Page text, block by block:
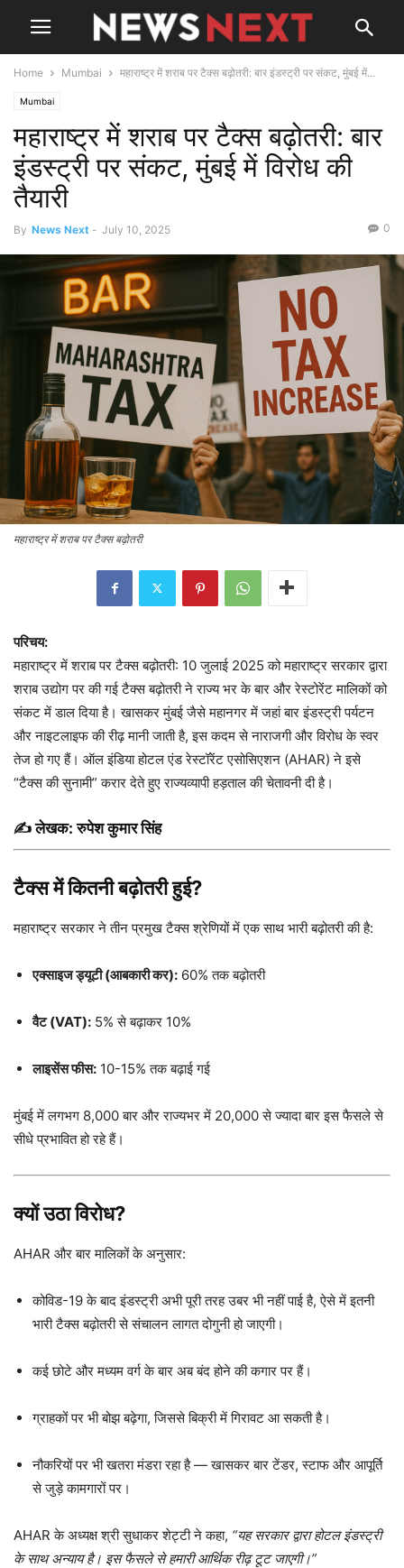
Home Mumbai महाराष्ट्र में शराब पर टैक्स बढ़ोतरी: बार इंडस्ट्री पर संकट, मुंबई में...
Mumbai
महाराष्ट्र में शराब पर टैक्स बढ़ोतरी: बार
इंडस्ट्री पर संकट, मुंबई में विरोध की
तैयारी
By News Next - July 10, 2025 0
महाराष्ट्र में शराब पर टैक्स बढ़ोतरी
परिचय:
महाराष्ट्र में शराब पर टैक्स बढ़ोतरी: 10 जुलाई 2025 को महाराष्ट्र सरकार द्वारा
शराब उद्योग पर की गई टैक्स बढ़ोतरी ने राज्य भर के बार और रेस्टोरेंट मालिकों को
संकट में डाल दिया है। खासकर मुंबई जैसे महानगर में जहां बार इंडस्ट्री पर्यटन
और नाइटलाइफ की रीढ़ मानी जाती है, इस कदम से नाराजगी और विरोध के स्वर
तेज हो गए हैं। ऑल इंडिया होटल एंड रेस्टॉरेंट एसोसिएशन (AHAR) ने इसे
“टैक्स की सुनामी” करार देते हुए राज्यव्यापी हड़ताल की चेतावनी दी है।
✍️ लेखक:रुपेश कुमार सिंह
टैक्स में कितनी बढ़ोतरी हुई?
महाराष्ट्र सरकार ने तीन प्रमुख टैक्स श्रेणियों में एक साथ भारी बढ़ोतरी की है:
एक्साइज ड्यूटी (आबकारी कर): 60% तक बढ़ोतरी
वैट (VAT): 5% से बढ़ाकर 10%
लाइसेंस फीस: 10-15% तक बढ़ाई गई
मुंबई में लगभग 8,000 बार और राज्यभर में 20,000 से ज्यादा बार इस फैसले से
सीधे प्रभावित हो रहे हैं।
क्यों उठा विरोध?
AHAR और बार मालिकों के अनुसार:
कोविड-19 के बाद इंडस्ट्री अभी पूरी तरह उबर भी नहीं पाई है, ऐसे में इतनी
भारी टैक्स बढ़ोतरी से संचालन लागत दोगुनी हो जाएगी।
कई छोटे और मध्यम वर्ग के बार अब बंद होने की कगार पर हैं।
ग्राहकों पर भी बोझ बढ़ेगा, जिससे बिक्री में गिरावट आ सकती है।
नौकरियों पर भी खतरा मंडरा रहा है — खासकर बार टेंडर, स्टाफ और आपूर्ति
से जुड़े कामगारों पर।
AHAR के अध्यक्ष श्री सुधाकर शेट्टी ने कहा, “यह सरकार द्वारा होटल इंडस्ट्री
के साथ अन्याय है। इस फैसले से हमारी आर्थिक रीढ़ टूट जाएगी।”